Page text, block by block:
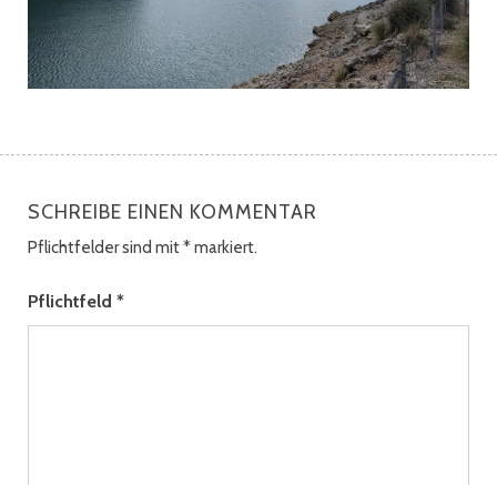
SCHREIBE EINEN KOMMENTAR
Pflichtfelder sind mit*markiert.
Pflichtfeld *